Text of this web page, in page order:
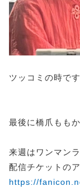
ツッコミの時で
最後に橋爪もも
来週はワンマン
配信チケットの
https://